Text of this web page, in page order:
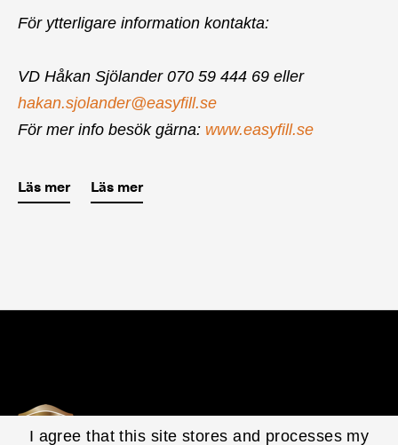
I agree that this site stores and processes my
För ytterligare information kontakta:
VD Håkan Sjölander 070 59 444 69 eller
hakan.sjolander@easyfill.se
För mer info besök gärna: www.easyfill.se
Läs mer Läs mer